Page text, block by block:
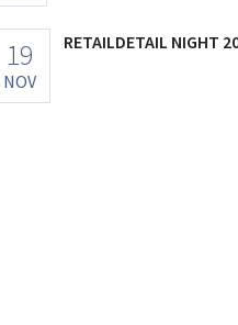
19
NOV
RETAILDETAIL NIGHT